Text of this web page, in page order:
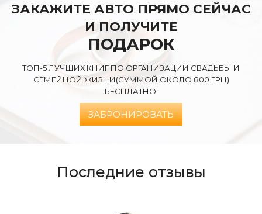
ЗАКАЖИТЕ АВТО ПРЯМО СЕЙЧАС
И ПОЛУЧИТЕ
ПОДАРОК
ТОП-5 ЛУЧШИХ КНИГ ПО ОРГАНИЗАЦИИ СВАДЬБЫ И
СЕМЕЙНОЙ ЖИЗНИ(СУММОЙ ОКОЛО 800 ГРН)
БЕСПЛАТНО!
ЗАБРОНИРОВАТЬ
Последние отзывы